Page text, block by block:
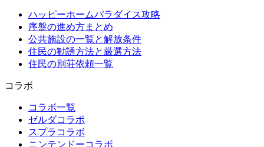
ハッピーホームパラダイス攻略
序盤の進め方まとめ
公共施設の一覧と解放条件
住民の勧誘方法と厳選方法
住民の別荘依頼一覧
コラボ
コラボ一覧
ゼルダコラボ
スプラコラボ
ニンテンドーコラボ